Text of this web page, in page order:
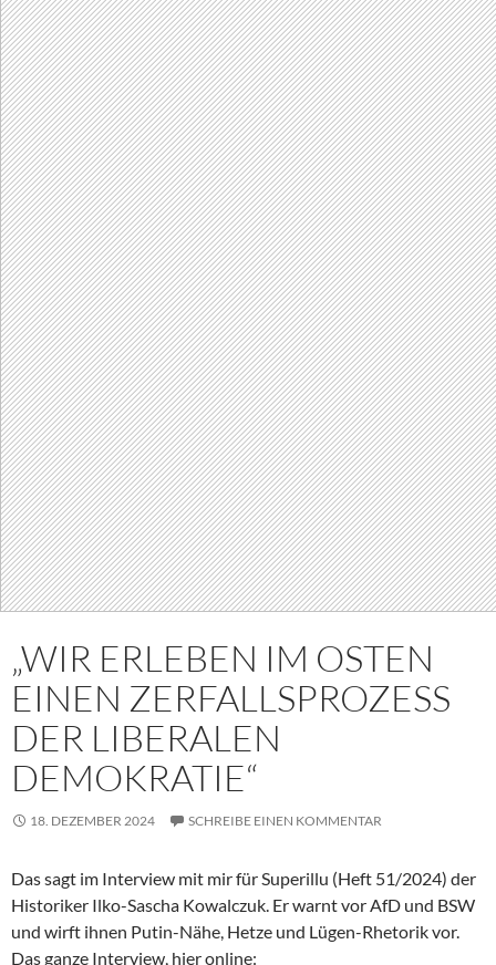
„WIR ERLEBEN IM OSTEN
EINEN ZERFALLSPROZESS
DER LIBERALEN
DEMOKRATIE“
18. DEZEMBER 2024 SCHREIBE EINEN KOMMENTAR
Das sagt im Interview mit mir für Superillu (Heft 51/2024) der
Historiker Ilko-Sascha Kowalczuk. Er warnt vor AfD und BSW
und wirft ihnen Putin-Nähe, Hetze und Lügen-Rhetorik vor.
Das ganze Interview, hier online: